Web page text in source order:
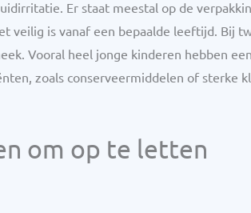
Er staat meestal op de
veilig is vanaf een bepaalde leeftijd. Bij
Vooral heel jonge kinderen hebben
zoals conserveermiddelen of sterke
om op te letten